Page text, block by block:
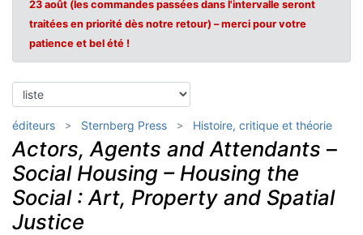
23 août (les commandes passées dans l'intervalle seront
traitées en priorité dès notre retour) – merci pour votre
patience et bel été !
éditeurs Sternberg Press Histoire, critique et théorie
Actors, Agents and Attendants –
Social Housing – Housing the
Social : Art, Property and Spatial
Justice